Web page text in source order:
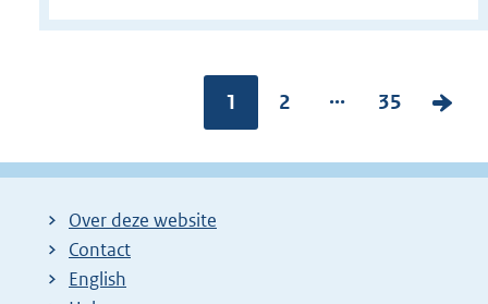
Pagina:
1
P
g
2 ...
P
g
35
V
l
Over deze website
Contact
English